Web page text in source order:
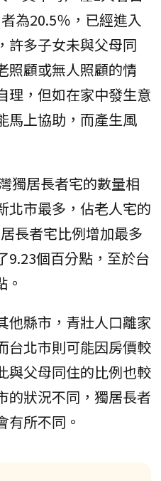
為20.5％，已經進入
許多子女未與父母同
照顧或無人照顧的情
理，但如在家中發生意
馬上協助，而產生風
獨居長者宅的數量相
北市最多，佔老人宅的
長者宅比例增加最多
9.23個百分點，至於台
他縣市，青壯人口離家
台北市則可能因房價較
與父母同住的比例也較
的狀況不同，獨居長者
有所不同。